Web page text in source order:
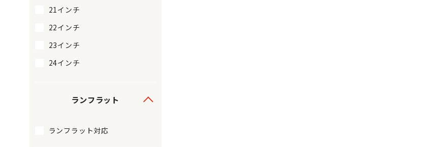
21インチ
22インチ
23インチ
24インチ
ランフラット
ランフラット対応